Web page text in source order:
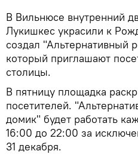
В Вильнюсе внутренний
Лукишкес украсили к
создал "Альтернативный
который приглашают
столицы.
В пятницу площадка
посетителей.
домик" будет работать
16:00 до 22:00 за
31 декабря.